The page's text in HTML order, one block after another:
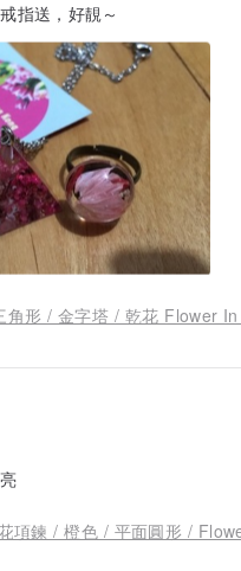
指送，好靚～
角形 / 金字塔 / 乾花 Flower
項鍊 / 橙色 / 平面圓形 /